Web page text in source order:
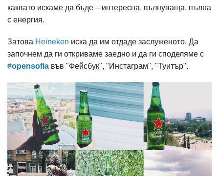
каквато искаме да бъде – интересна, вълнуваща, пълна
с енергия.
Затова Heineken иска да им отдаде заслуженото. Да
започнем да ги откриваме заедно и да ги споделяме с
#opensofia във "Фейсбук", "Инстаграм", "Туитър".